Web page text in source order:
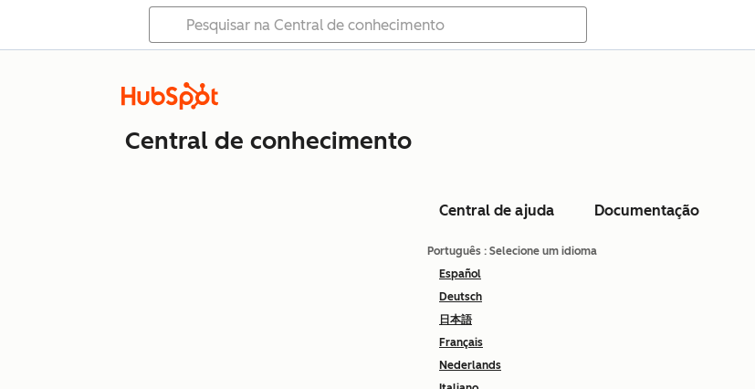
Central de conhecimento
Central de ajuda Documentação
Português : Selecione um idioma
Español
Deutsch
日本語
Français
Nederlands